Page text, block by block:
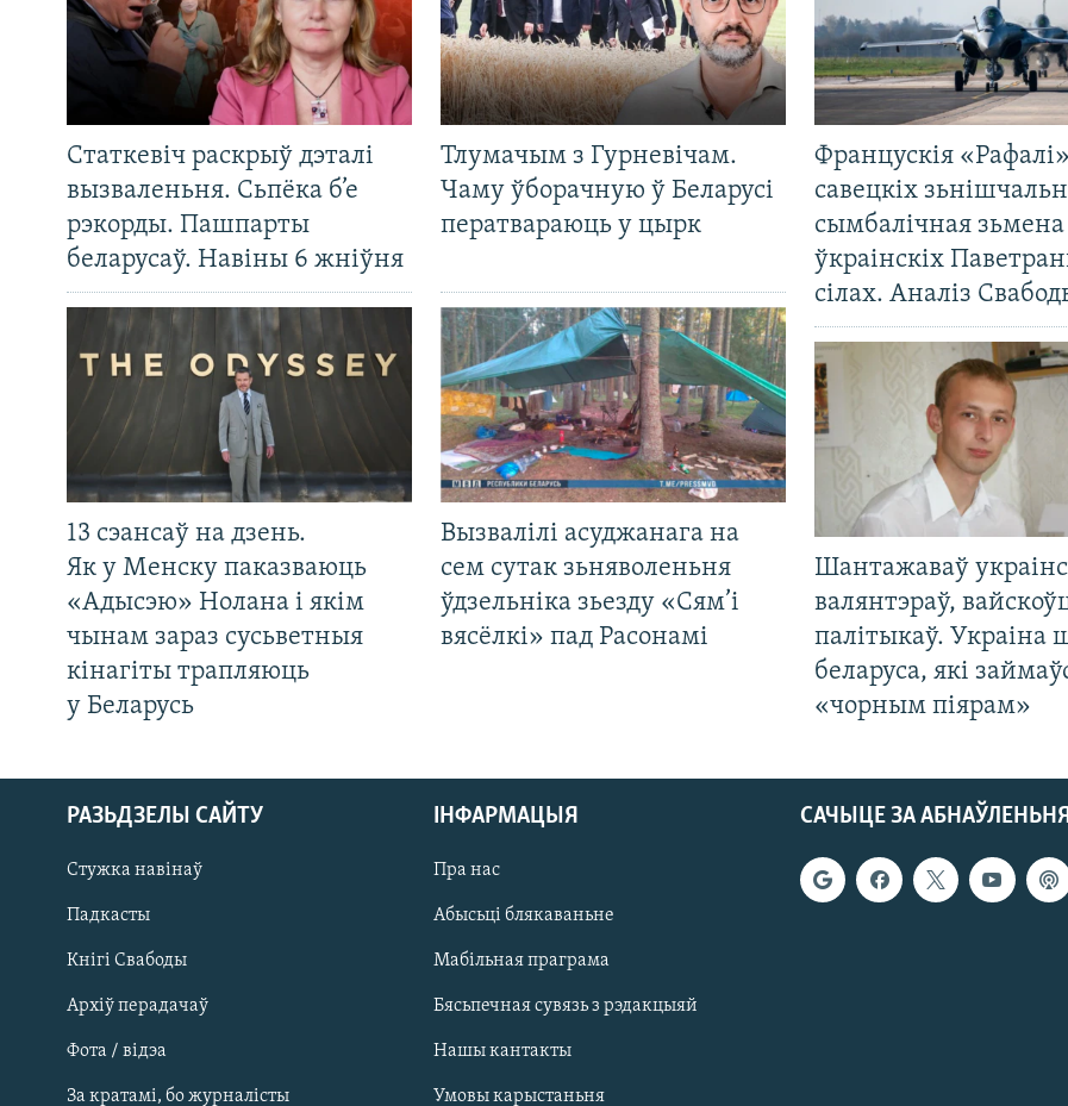
САЧЫЦЕ ЗА АБНАЎЛЕНЬНЯМІ
Статкевіч раскрыў дэталі
вызваленьня. Сьпёка б’е
рэкорды. Пашпарты
беларусаў. Навіны 6 жніўня
Тлумачым з Гурневічам.
Чаму ўборачную ў Беларусі
ператвараюць у цырк
13 сэансаў на дзень.
Як у Менску паказваюць
«Адысэю» Нолана і якім
чынам зараз сусьветныя
кінагіты трапляюць
у Беларусь
Вызвалілі асуджанага на
сем сутак зьняволеньня
ўдзельніка зьезду «Сям’і
вясёлкі» пад Расонамі
Францускія
савецкіх
сымбалічная зьмена
ўкраінскіх
сілах. Аналіз
Шантажаваў
валянтэраў,
палітыкаў. Украіна
беларуса, які
«чорным піярам»
САЧЫЦЕ ЗА
РАЗЬДЗЕЛЫ САЙТУ
Стужка навінаў
Падкасты
Кнігі Свабоды
Архіў перадачаў
Фота / відэа
За кратамі, бо журналісты
ІНФАРМАЦЫЯ
Пра нас
Абысьці блякаваньне
Мабільная праграма
Бясьпечная сувязь з рэдакцыяй
Нашы кантакты
Умовы карыстаньня